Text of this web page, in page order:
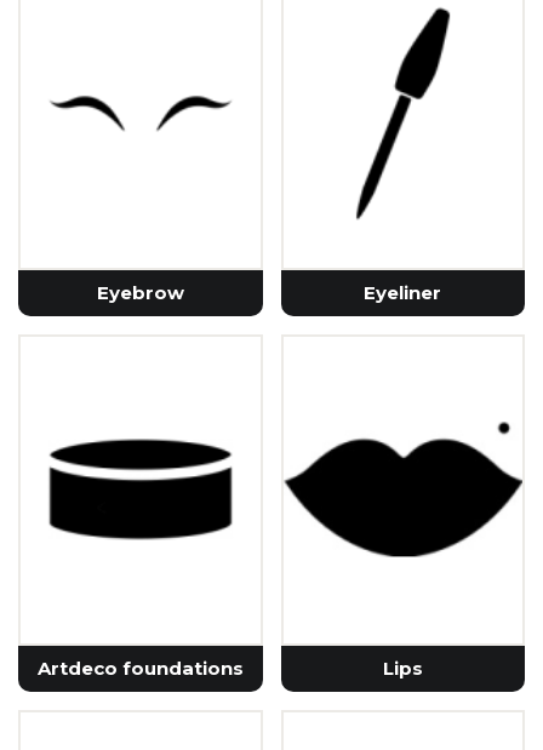
Eyebrow Eyeliner
Artdeco foundations Lips